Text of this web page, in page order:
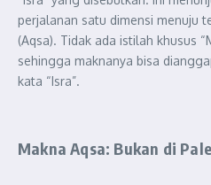
perjalanan satu dimensi menuju
(Aqsa). Tidak ada istilah khusus
sehingga maknanya bisa
kata “Isra”.
Makna Aqsa: Bukan di